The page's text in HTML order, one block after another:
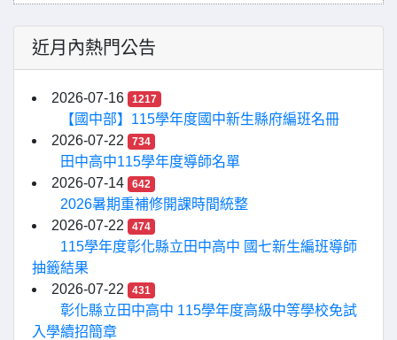
近月內熱門公告
2026-07-16 1217
【國中部】115學年度國中新生縣府編班名冊
2026-07-22
734
田中高中115學年度導師名單
2026-07-14
642
2026暑期重補修開課時間統整
2026-07-22
474
115學年度彰化縣立田中高中 國七新生編班導師
抽籤結果
2026-07-22
431
彰化縣立田中高中 115學年度高級中等學校免試
入學續招簡章